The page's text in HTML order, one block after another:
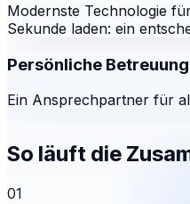
Modernste Technologie
Sekunde laden: ein
Persönliche Betreuung
Ein Ansprechpartner für
So läuft die
01